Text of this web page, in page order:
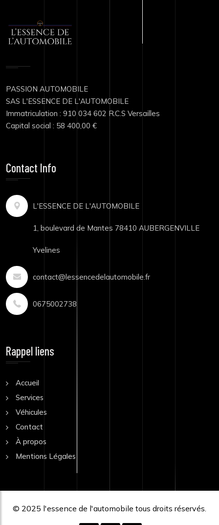
PASSION AUTOMOBILE
SAS L'ESSENCE DE L'AUTOMOBILE
Immatriculation : 910 034 602 R.C.S Versailles
Capital social : 58 400,00 €
Contact Info
L'ESSENCE DE L'AUTOMOBILE
1, boulevard de Mantes 78410 AUBERGENVILLE
Yvelines
contact@lessencedelautomobile.fr
0675002738
Rappel liens
Accueil
Services
Véhicules
Contact
À propos
Mentions Légales
© 2025 l'essence de l'automobile tous droits réservés.